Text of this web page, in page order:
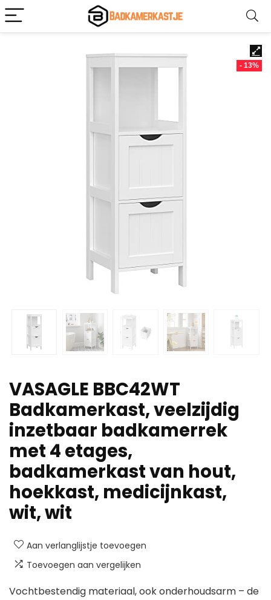
- 13%
VASAGLE BBC42WT
Badkamerkast, veelzijdig
inzetbaar badkamerrek
met 4 etages,
badkamerkast van hout,
hoekkast, medicijnkast,
wit, wit
Aan verlanglijstje toevoegen
Toevoegen aan vergelijken
Vochtbestendig materiaal, ook onderhoudsarm – de